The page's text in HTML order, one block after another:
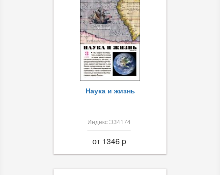
Наука и жизнь
Индекс Э34174
от 1346 p